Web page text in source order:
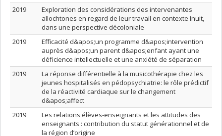
2019
Exploration des considérations des intervenantes
allochtones en regard de leur travail en contexte Inuit,
dans une perspective décoloniale
2019
Efficacité d&apos;un programme d&apos;intervention
auprès d&apos;un parent d&apos;enfant ayant une
déficience intellectuelle et une anxiété de séparation
2019
La réponse différentielle à la musicothérapie chez les
jeunes hospitalisés en pédopsychiatrie: le rôle prédictif
de la réactivité cardiaque sur le changement
d&apos;affect
2019
Les relations élèves-enseignants et les attitudes des
enseignants : contribution du statut générationnel et de
la région d’origine